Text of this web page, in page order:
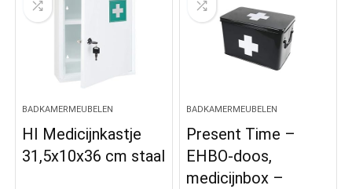
BADKAMERMEUBELEN
HI Medicijnkastje
31,5x10x36 cm staal
BADKAMERMEUBELEN
Present Time –
EHBO-doos,
medicijnbox –